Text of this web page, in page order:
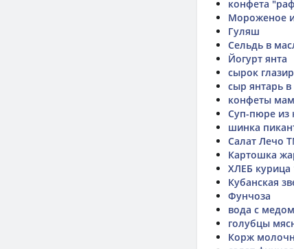
конфета
Мороженое
Гуляш
Сельдь в
Йогурт янта
сырок
сыр янтарь
конфеты
Суп-пюре из
шинка
Салат Лечо
Картошка
ХЛЕБ курица
Кубанская
Фунчоза
вода с
голубцы
Корж